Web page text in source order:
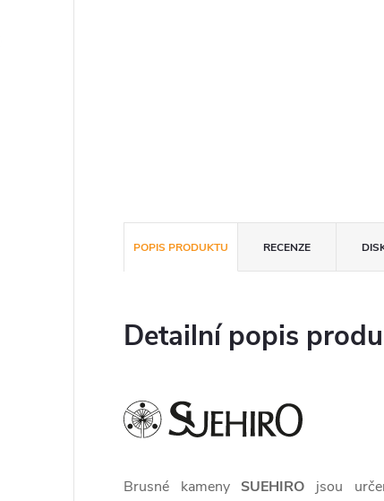
POPIS PRODUKTU RECENZE
Detailní popis
Brusné kameny SUEHIRO jsou